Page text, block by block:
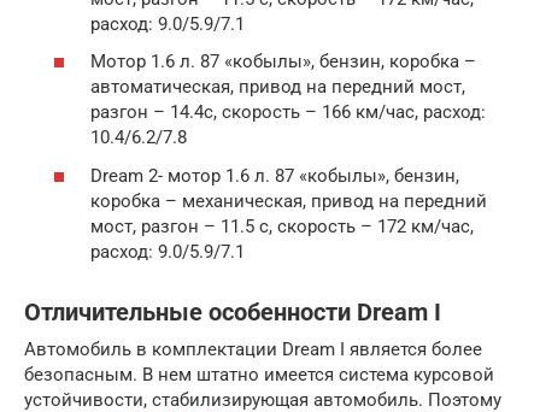
расход: 9.0/5.9/7.1
Мотор 1.6 л. 87 «кобылы», бензин, коробка –
автоматическая, привод на передний мост,
разгон – 14.4с, скорость – 166 км/час, расход:
10.4/6.2/7.8
Dream 2- мотор 1.6 л. 87 «кобылы», бензин,
коробка – механическая, привод на передний
мост, разгон – 11.5 с, скорость – 172 км/час,
расход: 9.0/5.9/7.1
Отличительные особенности Dream I
Автомобиль в комплектации Dream I является более
безопасным. В нем штатно имеется система курсовой
устойчивости, стабилизирующая автомобиль. Поэтому